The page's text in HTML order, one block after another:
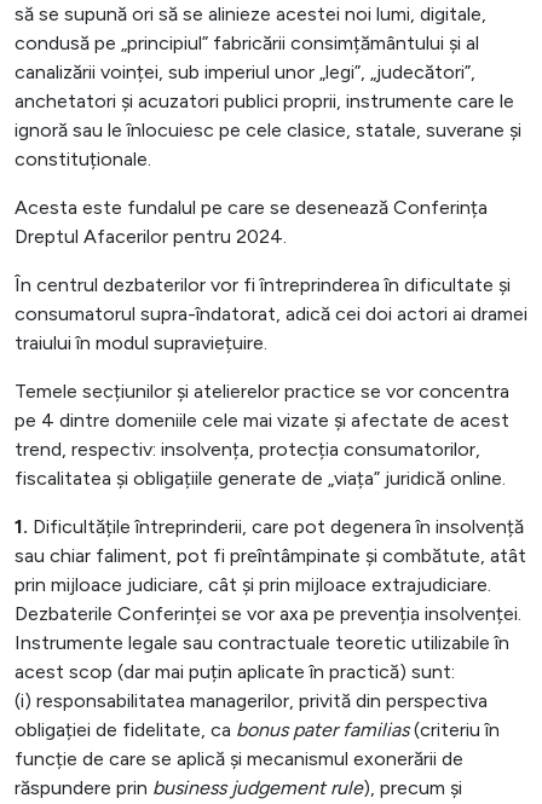
să se supună ori să se alinieze acestei noi lumi, digitale,
condusă pe „principiul” fabricării consimțământului și al
canalizării voinței, sub imperiul unor „legi”, „judecători”,
anchetatori și acuzatori publici proprii, instrumente care le
ignoră sau le înlocuiesc pe cele clasice, statale, suverane și
constituționale.
Acesta este fundalul pe care se desenează Conferința
Dreptul Afacerilor pentru 2024.
În centrul dezbaterilor vor fi întreprinderea în dificultate și
consumatorul supra-îndatorat, adică cei doi actori ai dramei
traiului în modul supraviețuire.
Temele secțiunilor și atelierelor practice se vor concentra
pe 4 dintre domeniile cele mai vizate și afectate de acest
trend, respectiv: insolvența, protecția consumatorilor,
fiscalitatea și obligațiile generate de „viața” juridică online.
1. Dificultățile întreprinderii, care pot degenera în insolvență
sau chiar faliment, pot fi preîntâmpinate și combătute, atât
prin mijloace judiciare, cât și prin mijloace extrajudiciare.
Dezbaterile Conferinței se vor axa pe prevenția insolvenței.
Instrumente legale sau contractuale teoretic utilizabile în
acest scop (dar mai puțin aplicate în practică) sunt:
(i) responsabilitatea managerilor, privită din perspectiva
obligației de fidelitate, ca bonus pater familias(criteriu în
funcție de care se aplică și mecanismul exonerării de
răspundere prin business judgement rule), precum și